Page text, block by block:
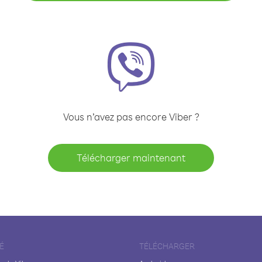
Vous n’avez pas encore Viber ?
Télécharger maintenant
TÉLÉCHARGER